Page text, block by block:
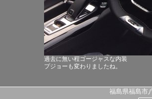
過去に無い程ゴージャスな内装
プジョーも変わりましたね。
福島県福島市